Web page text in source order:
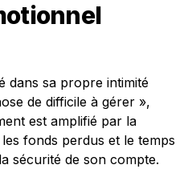
dans sa propre intimité
de difficile à gérer »,
est amplifié par la
fonds perdus et le temps
sécurité de son compte.